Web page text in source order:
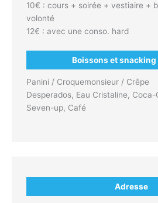
10€ : cours + soirée + vestiaire +
volonté
12€ : avec une conso. hard
Boissons et
Panini / Croquemonsieur / Crêpe
Desperados, Eau Cristaline, Coca-
Seven-up, Café
Adresse